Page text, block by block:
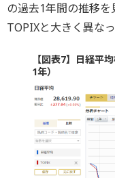
の過去1年間の推移
TOPIXと大きく異な
【図表7】日経平
1年）